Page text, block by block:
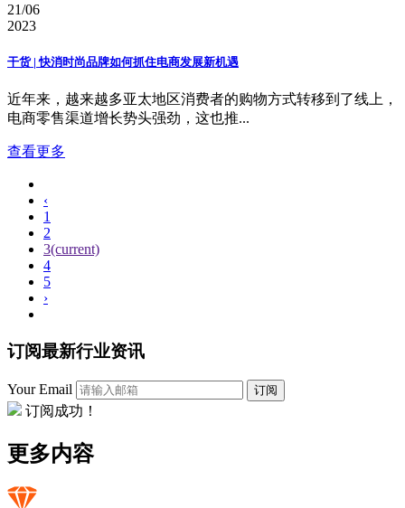
21/06
2023
干货 | 快消时尚品牌如何抓住电商发展新机遇
近年来，越来越多亚太地区消费者的购物方式转移到了线上，
电商零售渠道增长势头强劲，这也推...
查看更多
‹
1
2
3(current)
4
5
›
订阅最新行业资讯
Your Email 订阅
订阅成功！
更多内容